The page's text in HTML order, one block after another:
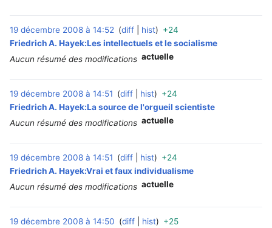
19 décembre 2008 à 14:52 diff hist +24
Friedrich A. Hayek:Les intellectuels et le socialisme
Aucun résumé des modifications actuelle
19 décembre 2008 à 14:51 diff hist +24
Friedrich A. Hayek:La source de l'orgueil scientiste
Aucun résumé des modifications actuelle
19 décembre 2008 à 14:51 diff hist +24
Friedrich A. Hayek:Vrai et faux individualisme
Aucun résumé des modifications actuelle
19 décembre 2008 à 14:50 diff hist +25